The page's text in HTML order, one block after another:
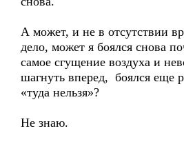
А может, и не в отсутствии
дело, может я боялся снова
самое сгущение воздуха и
шагнуть вперед, боялся еще
«туда нельзя»?
Не знаю.